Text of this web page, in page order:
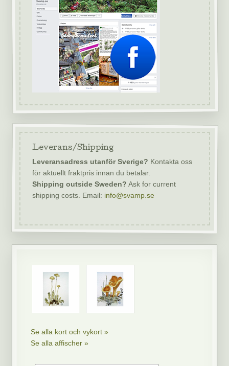
Leverans/Shipping
Leveransadress utanför Sverige? Kontakta oss
för aktuellt fraktpris innan du betalar.
Shipping outside Sweden? Ask for current
shipping costs. Email: info@svamp.se
Se alla kort och vykort »
Se alla affischer »